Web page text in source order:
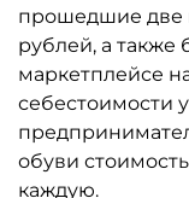
прошедшие две
рублей, а также
маркетплейсе
себестоимости
обуви
каждую.